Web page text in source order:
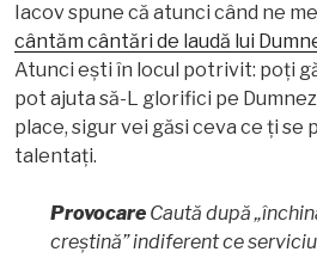
Iacov spune că atunci când ne
cântăm cântări de laudă lui
Atunci ești în locul potrivit: poți
pot ajuta să-L glorifici pe
place, sigur vei găsi ceva ce ți
talentați.
Provocare Caută după
creștină” indiferent ce